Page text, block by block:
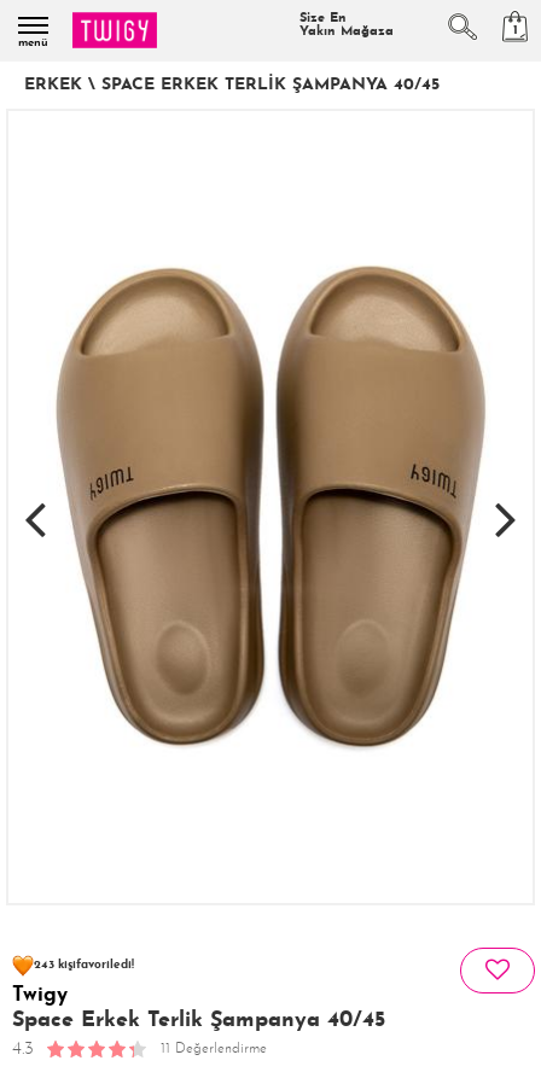
menü
Size En
Yakın Mağaza
1
ERKEK \ SPACE ERKEK TERLIK ŞAMPANYA 40/45
243 kişifavoriledi!
37 kişi
208 kişi
Twigy
Space Erkek Terlik Şampanya 40/45
4.3 11 Değerlendirme